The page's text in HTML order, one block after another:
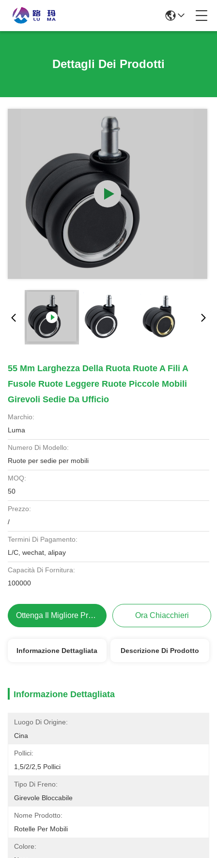
Dettagli Dei Prodotti
55 Mm Larghezza Della Ruota Ruote A Fili A
Fusole Ruote Leggere Ruote Piccole Mobili
Girevoli Sedie Da Ufficio
Marchio:
Luma
Numero Di Modello:
Ruote per sedie per mobili
MOQ:
50
Prezzo:
/
Termini Di Pagamento:
L/C, wechat, alipay
Capacità Di Fornitura:
100000
Ottenga Il Migliore Prezzo Ora Chiacchieri
Informazione Dettagliata Descrizione Di Prodotto
Informazione Dettagliata
Luogo Di Origine:
Cina
Pollici:
1,5/2/2,5 Pollici
Tipo Di Freno:
Girevole Bloccabile
Nome Prodotto:
Rotelle Per Mobili
Colore: